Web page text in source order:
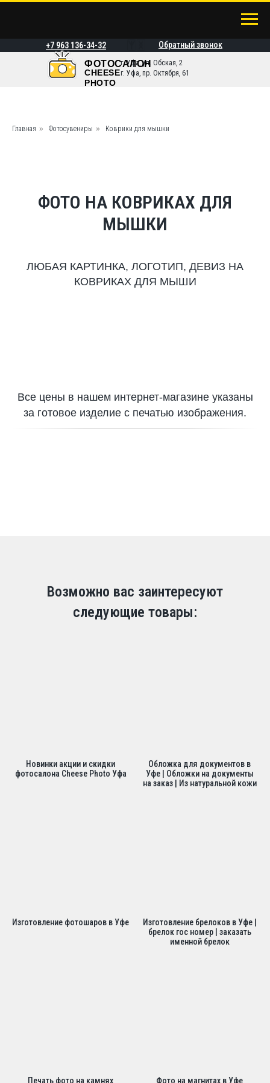
г. Уфа, ул. Обская, 2
Обратный звонок
+7 963 136-34-32
ФОТОСАЛОН
CHEESE
PHOTO
г. Уфа, пр. Октября, 61
Главная » Фотосувениры » Коврики для мышки
ФОТО НА КОВРИКАХ ДЛЯ
МЫШКИ
ЛЮБАЯ КАРТИНКА, ЛОГОТИП, ДЕВИЗ НА
КОВРИКАХ ДЛЯ МЫШИ
Все цены в нашем интернет-магазине указаны
за готовое изделие с печатью изображения.
Возможно вас заинтересуют
следующие товары:
Новинки акции и скидки
фотосалона Cheese Photo Уфа
Обложка для документов в
Уфе | Обложки на документы
на заказ | Из натуральной кожи
Изготовление фотошаров в Уфе
Изготовление брелоков в Уфе |
брелок гос номер | заказать
именной брелок
Печать фото на камнях Фото на магнитах в Уфе